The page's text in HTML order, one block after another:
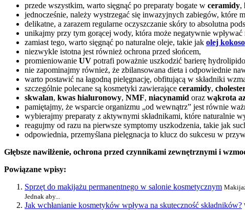
przede wszystkim, warto sięgnąć po preparaty bogate w ceramidy,
jednocześnie, należy wystrzegać się inwazyjnych zabiegów, które
delikatne, a zarazem regularne oczyszczanie skóry to absolutna
unikajmy przy tym gorącej wody, która może negatywnie wpływać
zamiast tego, warto sięgnąć po naturalne oleje, takie jak olej
niezwykle istotna jest również ochrona przed słońcem,
promieniowanie UV potrafi poważnie uszkodzić barierę
nie zapominajmy również, że zbilansowana dieta i odpowiednie
warto postawić na łagodną pielęgnację, obfitującą w składniki
szczególnie polecane są kosmetyki zawierające ceramidy,
skwalan, kwas hialuronowy, NMF, niacynamid oraz wąkrota
pamiętajmy, że wsparcie organizmu „od wewnątrz” jest równie
wybierajmy preparaty z aktywnymi składnikami, które naturalnie
reagujmy od razu na pierwsze symptomy uszkodzenia, takie jak
odpowiednia, przemyślana pielęgnacja to klucz do sukcesu w
Głębsze nawilżenie, ochrona przed czynnikami zewnętrznymi i
Powiązane wpisy:
Sprzęt do makijażu permanentnego w salonie kosmetycznym
Jednak aby...
Jak wchłanianie kosmetyków wpływa na skuteczność składników?